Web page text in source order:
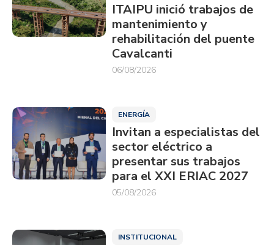
ITAIPU inició trabajos de
mantenimiento y
rehabilitación del puente
Cavalcanti
06/08/2026
ENERGÍA
Invitan a especialistas del
sector eléctrico a
presentar sus trabajos
para el XXI ERIAC 2027
05/08/2026
INSTITUCIONAL